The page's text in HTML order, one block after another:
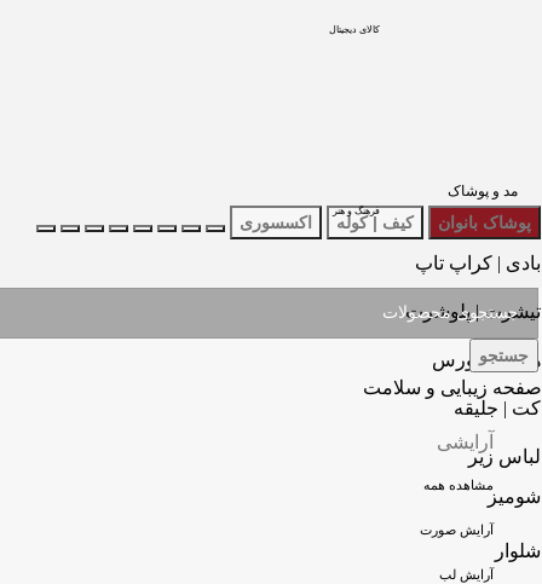
مد و پوشاک
پوشاک بانوان کیف | کوله اکسسوری
بادی | کراپ تاپ
تیشرت | پلوشرت
هودی | دورس
کت | جلیقه
لباس زیر
شومیز
شلوار
کالای دیجیتال
فرهنگ و هنر
جستجو
صفحه زیبایی و سلامت
آرایشی
مشاهده همه
آرایش صورت
آرایش لب